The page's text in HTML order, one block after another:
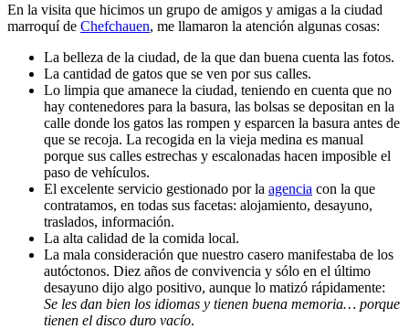
En la visita que hicimos un grupo de amigos y amigas a la ciudad
marroquí de Chefchauen, me llamaron la atención algunas cosas:
La belleza de la ciudad, de la que dan buena cuenta las fotos.
La cantidad de gatos que se ven por sus calles.
Lo limpia que amanece la ciudad, teniendo en cuenta que no
hay contenedores para la basura, las bolsas se depositan en la
calle donde los gatos las rompen y esparcen la basura antes de
que se recoja. La recogida en la vieja medina es manual
porque sus calles estrechas y escalonadas hacen imposible el
paso de vehículos.
El excelente servicio gestionado por la agencia con la que
contratamos, en todas sus facetas: alojamiento, desayuno,
traslados, información.
La alta calidad de la comida local.
La mala consideración que nuestro casero manifestaba de los
autóctonos. Diez años de convivencia y sólo en el último
desayuno dijo algo positivo, aunque lo matizó rápidamente:
Se les dan bien los idiomas y tienen buena memoria… porque
tienen el disco duro vacío.